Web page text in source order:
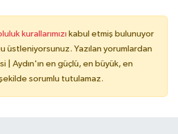
kurallarımızı kabul etmiş bulunuyor
üstleniyorsunuz. Yazılan yorumlardan
| Aydın'ın en güçlü, en büyük, en
sorumlu tutulamaz.